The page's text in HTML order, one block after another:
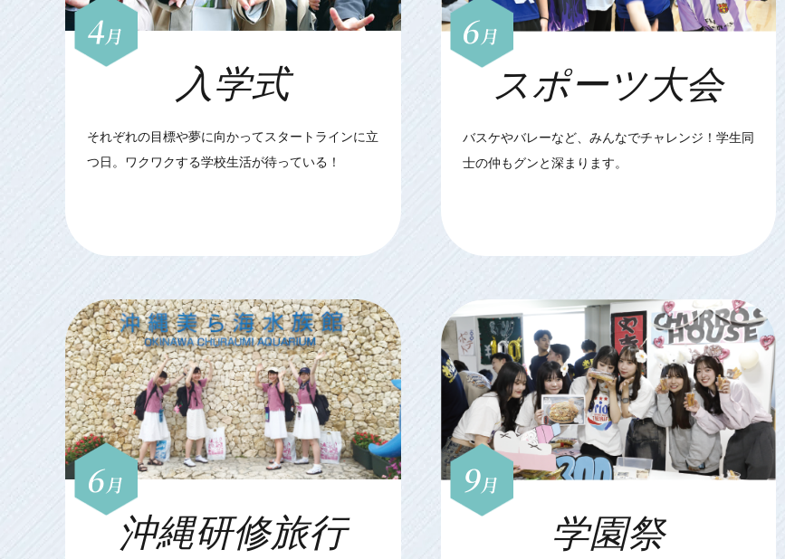
4月
入学式
それぞれの目標や夢に向かってスタートラインに立
つ日。ワクワクする学校生活が待っている！
6月
スポーツ大会
バスケやバレーなど、みんなでチャレンジ！学生同
士の仲もグンと深まります。
6月
沖縄研修旅行
9月
学園祭